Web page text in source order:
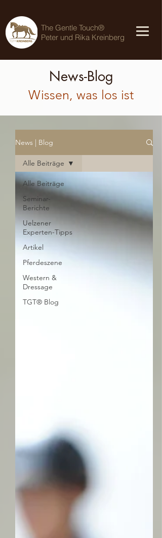
The Gentle Touch®
Peter und Rika Kreinberg
News-Blog
Wissen, was los ist
News | Blog
Alle Beiträge
Seminar-
Berichte
Uelzener
Experten-Tipps
Artikel
Pferdeszene
Western &
Dressage
TGT® Blog
Alle Beiträge